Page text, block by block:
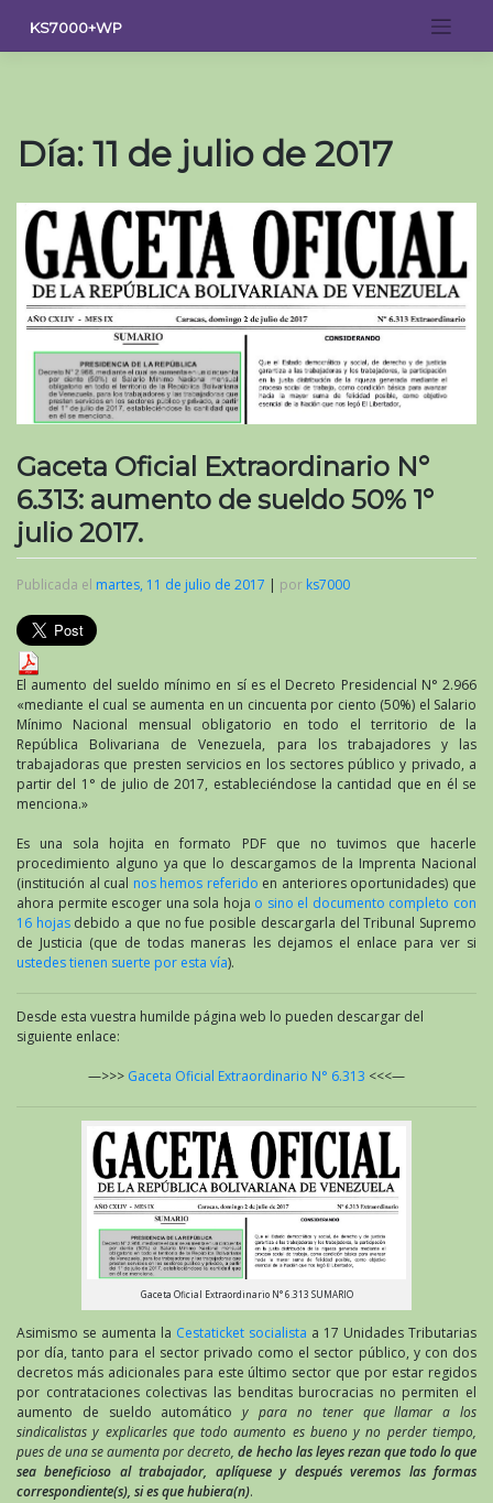
contenido
KS7000+WP
Día: 11 de julio de 2017
Gaceta Oficial Extraordinario N°
6.313: aumento de sueldo 50% 1°
julio 2017.
Publicada el martes, 11 de julio de 2017 | por ks7000
El aumento del sueldo mínimo en sí es el Decreto Presidencial N° 2.966
«mediante el cual se aumenta en un cincuenta por ciento (50%) el Salario
Mínimo Nacional mensual obligatorio en todo el territorio de la
República Bolivariana de Venezuela, para los trabajadores y las
trabajadoras que presten servicios en los sectores público y privado, a
partir del 1° de julio de 2017, estableciéndose la cantidad que en él se
menciona.»
Es una sola hojita en formato PDF que no tuvimos que hacerle
procedimiento alguno ya que lo descargamos de la Imprenta Nacional
(institución al cual nos hemos referido en anteriores oportunidades) que
ahora permite escoger una sola hoja o sino el documento completo con
16 hojas debido a que no fue posible descargarla del Tribunal Supremo
de Justicia (que de todas maneras les dejamos el enlace para ver si
ustedes tienen suerte por esta vía).
Desde esta vuestra humilde página web lo pueden descargar del
siguiente enlace:
—>>> Gaceta Oficial Extraordinario N° 6.313 <<<—
Gaceta Oficial Extraordinario N° 6.313 SUMARIO
Asimismo se aumenta la Cestaticket socialista a 17 Unidades Tributarias
por día, tanto para el sector privado como el sector público, y con dos
decretos más adicionales para este último sector que por estar regidos
por contrataciones colectivas las benditas burocracias no permiten el
aumento de sueldo automáticoy para no tener que llamar a los
sindicalistas y explicarles que todo aumento es bueno y no perder tiempo,
pues de una se aumenta por decreto,de hecho las leyes rezan que todo lo que
sea beneficioso al trabajador, aplíquese y después veremos las formas
correspondiente(s), si es que hubiera(n).